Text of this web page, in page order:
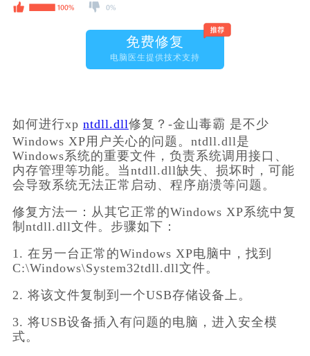
免费修复
电脑医生提供技术支持
如何进行xp ntdll.dll修复？-金山毒霸 是不少
Windows XP用户关心的问题。ntdll.dll是
Windows系统的重要文件，负责系统调用接口、
内存管理等功能。当ntdll.dll缺失、损坏时，可能
会导致系统无法正常启动、程序崩溃等问题。
修复方法一：从其它正常的Windows XP系统中复
制ntdll.dll文件。步骤如下：
1. 在另一台正常的Windows XP电脑中，找到
C:\Windows\System32tdll.dll文件。
2. 将该文件复制到一个USB存储设备上。
3. 将USB设备插入有问题的电脑，进入安全模
式。